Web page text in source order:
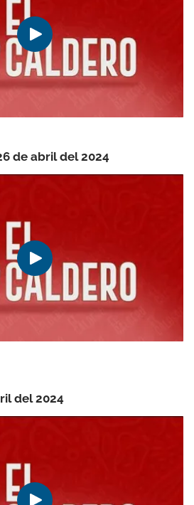
de abril del 2024
del 2024